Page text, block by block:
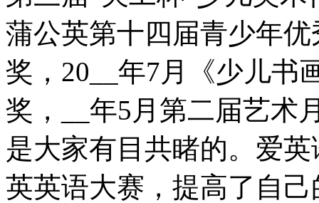
蒲公英第十四届青少年
奖，20__年7月《少儿书
奖，__年5月第二届艺术
是大家有目共睹的。爱
英英语大赛，提高了自